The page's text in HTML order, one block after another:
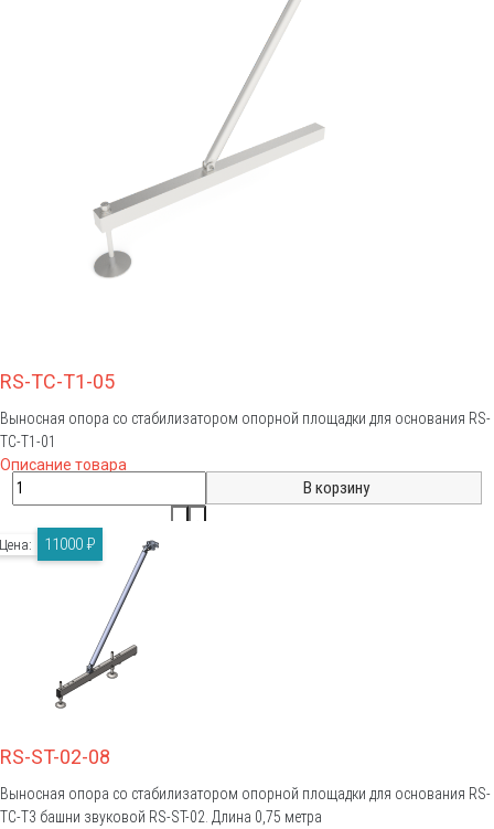
RS-TC-T1-05
Выносная опора со стабилизатором опорной площадки для основания RS-
TC-T1-01
Описание товара
RS-ST-02-08
Выносная опора со стабилизатором опорной площадки для основания RS-
TC-T3 башни звуковой RS-ST-02. Длина 0,75 метра
Цена: 11000 ₽